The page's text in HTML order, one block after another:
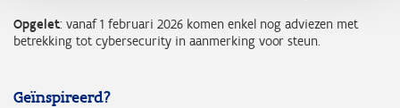
Opgelet: vanaf 1 februari 2026 komen enkel nog adviezen met
betrekking tot cybersecurity in aanmerking voor steun.
Geïnspireerd?